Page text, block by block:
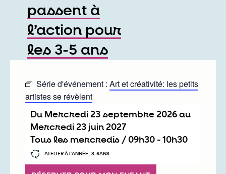
passent à
l’action pour
les 3-5 ans
Série d'événement : Art et créativité: les petits
artistes se révèlent
Du mercredi 23 septembre 2026au
mercredi 23 juin 2027
Tous les mercredis /
09h30 - 10h30
ATELIER À L’ANNÉE , 3-5ANS